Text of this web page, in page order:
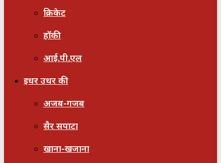
क्रिकेट
हॉकी
आई.पी.एल
इधर उधर की
अजब-गजब
सैर सपाटा
खाना-खजाना